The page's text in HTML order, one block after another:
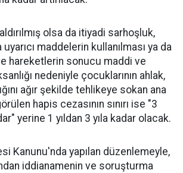
olsa da itiyadi sarhoşluk,
maddelerin kullanılması ya da
ve hareketlerin sonucu maddi ve
nedeniyle çocuklarının ahlak,
ağır şekilde tehlikeye sokan ana
hapis cezasının sınırı ise "3
yerine 1 yıldan 3 yıla kadar olacak.
Kanunu'nda yapılan düzenlemeyle,
iddianamenin ve soruşturma